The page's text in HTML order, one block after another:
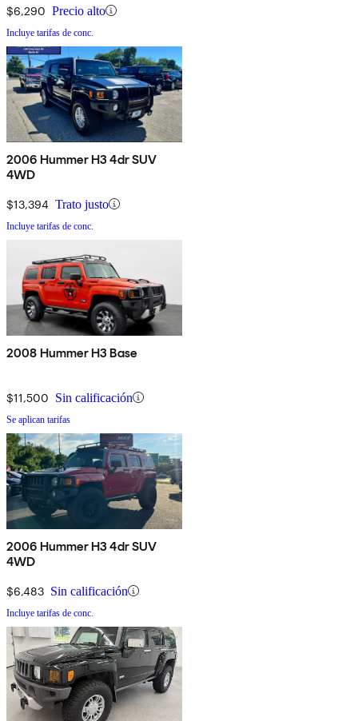
$6,290 Precio alto
Incluye tarifas de conc.
2006 Hummer H3 4dr SUV
4WD
$13,394 Trato justo
Incluye tarifas de conc.
2008 Hummer H3 Base
$11,500 Sin calificación
Se aplican tarifas
2006 Hummer H3 4dr SUV
4WD
$6,483 Sin calificación
Incluye tarifas de conc.